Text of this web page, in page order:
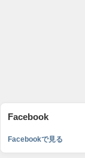
Facebook
Facebookで見る